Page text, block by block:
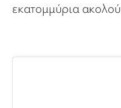
εκατομμύρια